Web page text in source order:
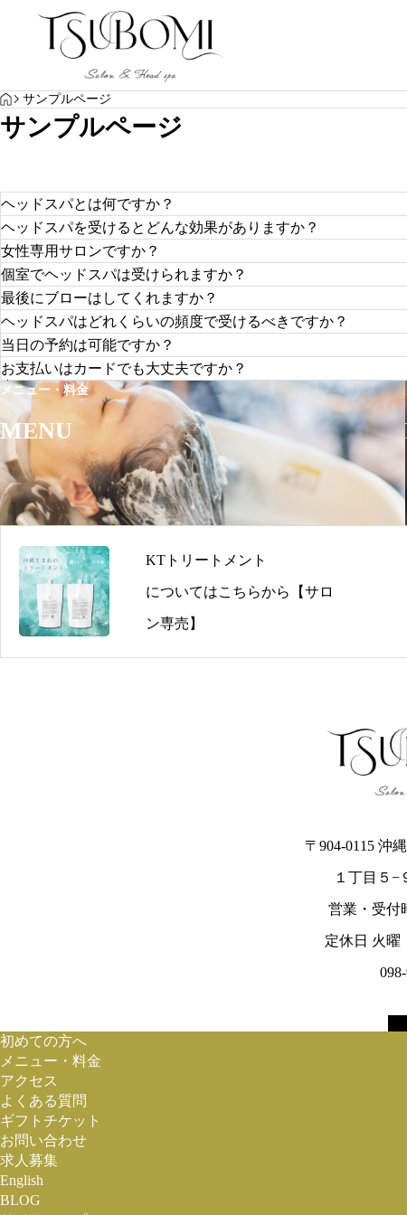
ヘッドスパ｜HEAD SPA
Japanese Head Spa Near Chatan Resort Hotels｜Ta
xi & Driving Access to TSUBOMI
スパ｜TSUBOMIへ
YOGA
サンプルテキスト。サンプルテキスト。
HOME
サンプルページ
サンプルページ
ヘッドスパとは何ですか？
ヘッドスパは、頭皮のクレンジング、マッサージ、保湿
の血行を促進し、髪の健康をサポートするだけでなく、
ヘッドスパを受けるとどんな効果がありますか？
ヘッドスパの効果は多岐にわたります。主な効果として
質改善、リラクゼーション、ストレス解消などがありま
やすくなります。
女性専用サロンですか？
いいえ、男性女性関係なくどなたでもご利用頂けます。
多くのビジネスマンやOL、主婦のお客様など、ご利用頂
さいませ。
個室でヘッドスパは受けられますか？
当店はすべて完全個室となっております。
他のお客様の目を気にする事なく、リラックスしてヘッ
最後にブローはしてくれますか？
当店では、ドライやブローはお客様にお願いをしておりま
スタイリング剤やブラシ等はご用意しております。大事
ト、スパニストがブローアイロンセットいたします。（別
ヘッドスパはどれくらいの頻度で受けるべきですか？
一般的には月に一度のペースがおすすめです。頭皮トラブ
週間に一度、その後月に一度のペースにするのが理想です
当日の予約は可能ですか？
もちろん空きがございましたら、ご案内させて頂いてお
予約をお勧めしております。 PC・携帯サイトから24時
もご利用下さい。
当日のご予約はお電話で確認ください（098-923-0464）
お支払いはカードでも大丈夫ですか？
もちろん、可能でございます。お支払い方法は、現金で
ド、電子マネーでのお支払いも可能です。
メニュー・料金
MENU
KTトリートメント
についてはこちらから【サロ
ン専売】
〒904-0115 沖
１丁目５−
営業・受付
定休日 火曜
初めての方へ
メニュー・料金
アクセス
よくある質問
ギフトチケット
お問い合わせ
求人募集
English
BLOG